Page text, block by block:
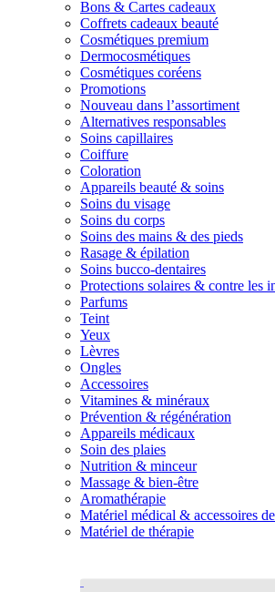
Bons & Cartes cadeaux
Coffrets cadeaux beauté
Cosmétiques premium
Dermocosmétiques
Cosmétiques coréens
Promotions
Nouveau dans l’assortiment
Alternatives responsables
Soins capillaires
Coiffure
Coloration
Appareils beauté & soins
Soins du visage
Soins du corps
Soins des mains & des pieds
Rasage & épilation
Soins bucco-dentaires
Protections solaires & contre les
Parfums
Teint
Yeux
Lèvres
Ongles
Accessoires
Vitamines & minéraux
Prévention & régénération
Appareils médicaux
Soin des plaies
Nutrition & minceur
Massage & bien-être
Aromathérapie
Matériel médical & accessoires
Matériel de thérapie